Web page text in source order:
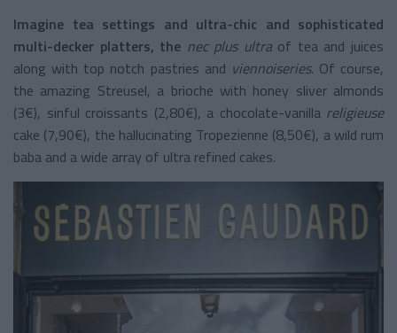
Imagine tea settings and ultra-chic and sophisticated
multi-decker platters, the nec plus ultraof tea and juices
along with top notch pastries and viennoiseries. Of course,
the amazing Streusel, a brioche with honey sliver almonds
(3€), sinful croissants (2,80€), a chocolate-vanilla religieuse
cake (7,90€), the hallucinating Tropezienne (8,50€), a wild rum
baba and a wide array of ultra refined cakes.